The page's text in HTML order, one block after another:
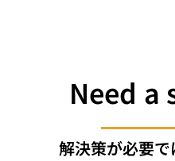
Need a
解決策が必要で